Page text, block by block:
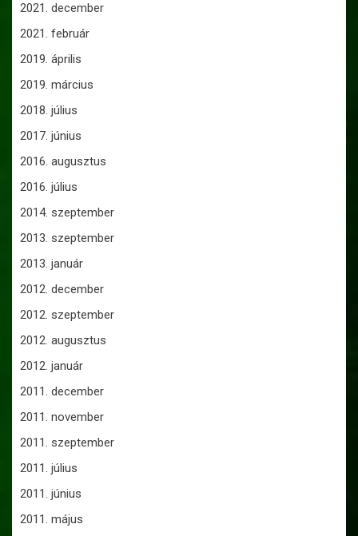
2021. december
2021. február
2019. április
2019. március
2018. július
2017. június
2016. augusztus
2016. július
2014. szeptember
2013. szeptember
2013. január
2012. december
2012. szeptember
2012. augusztus
2012. január
2011. december
2011. november
2011. szeptember
2011. július
2011. június
2011. május